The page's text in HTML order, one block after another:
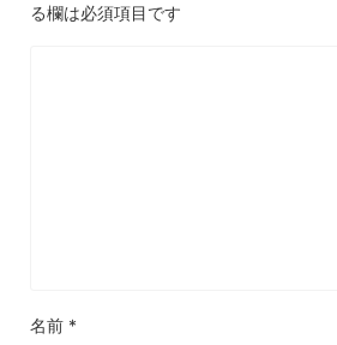
る欄は必須項目です
名前 *